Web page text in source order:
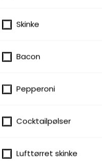
Skinke
Bacon
Pepperoni
Cocktailpølser
Lufttørret skinke